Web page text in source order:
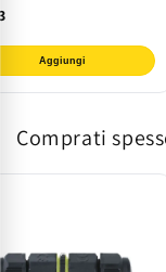
Aggiungi
Comprati